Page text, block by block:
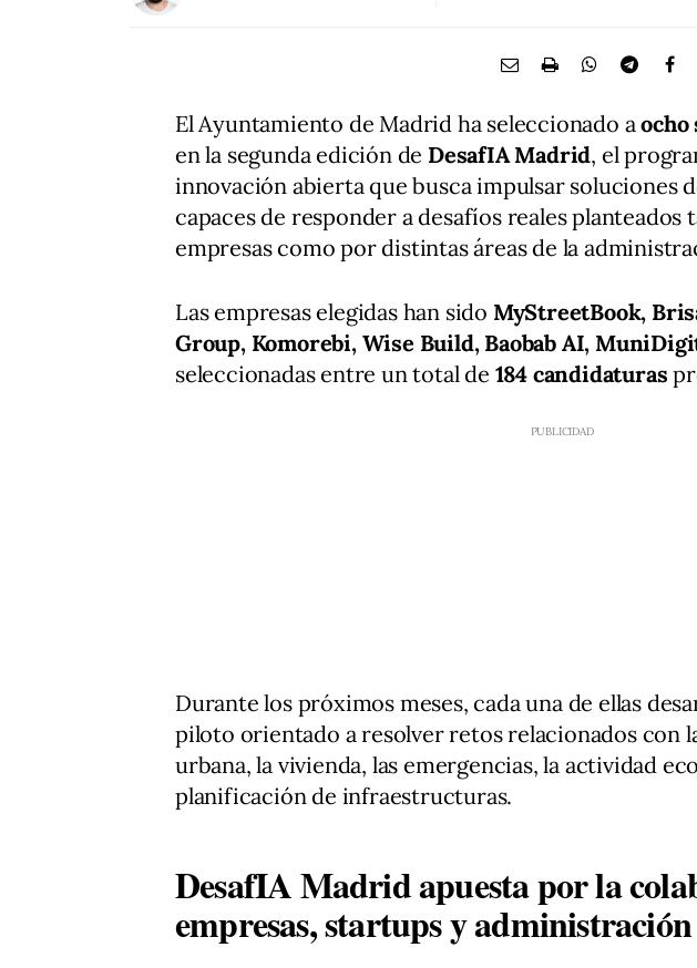
El Ayuntamiento de Madrid ha seleccionado aocho
en la segunda edición de DesafIA Madrid, el
innovación abierta que busca impulsar soluciones
capaces de responder a desafíos reales planteados
empresas como por distintas áreas de la
Las empresas elegidas han sido MyStreetBook,
Group, Komorebi, Wise Build, Baobab AI,
seleccionadas entre un total de 184 candidaturas
Durante los próximos meses, cada una de ellas
piloto orientado a resolver retos relacionados con
urbana, la vivienda, las emergencias, la actividad
planificación de infraestructuras.
DesafIA Madrid apuesta por la
empresas, startups y administración